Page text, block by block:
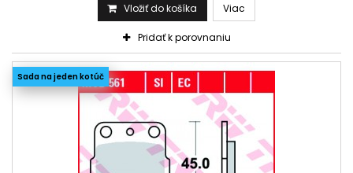
Vložiť do košíka Viac
Pridať k porovnaniu
Sada na jeden kotúč